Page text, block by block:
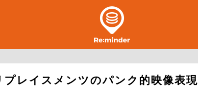
プレイスメンツのパンク的映像表現